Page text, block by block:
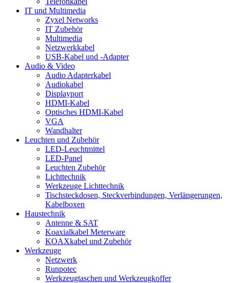
IT und Multimedia
Zyxel Networks
IT Zubehör
Multimedia
Netzwerkkabel
USB-Kabel und -Adapter
Audio & Video
Audio Adapterkabel
Audiokabel
Displayport
HDMI-Kabel
Optisches HDMI-Kabel
VGA
Wandhalter
Leuchten und Zubehör
LED-Leuchtmittel
LED-Panel
Leuchten Zubehör
Lichttechnik
Werkzeuge Lichttechnik
Tischsteckdosen, Steckverbindungen, Verlängerungen,
Kabelboxen
Haustechnik
Antenne & SAT
Koaxialkabel Meterware
KOAXkabel und Zubehör
Werkzeuge
Netzwerk
Runpotec
Werkzeugtaschen und Werkzeugkoffer